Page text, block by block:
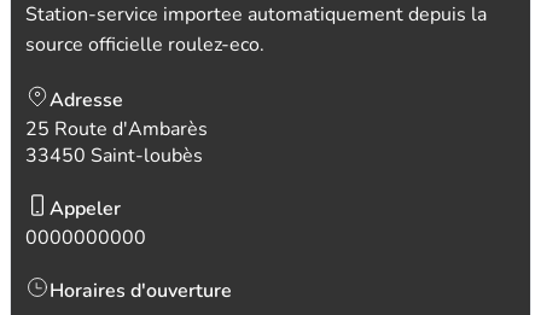
Station-service importee automatiquement depuis la
source officielle roulez-eco.
Adresse
25 Route d'Ambarès
33450 Saint-loubès
Appeler
0000000000
Horaires d'ouverture